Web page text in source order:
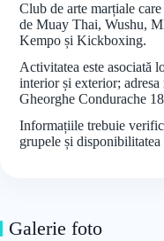
Club de arte marțiale
de Muay Thai, Wushu,
Kempo și Kickboxing.
Activitatea este asociată
interior și exterior; adresa
Gheorghe Condurache
Informațiile trebuie
grupele și
Galerie foto